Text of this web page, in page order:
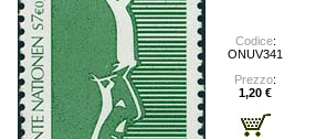
Codice:
ONUV341
Prezzo:
1,20 €